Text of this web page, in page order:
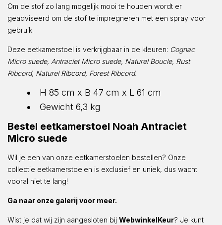
Om de stof zo lang mogelijk mooi te houden wordt er
geadviseerd om de stof te impregneren met een spray voor
gebruik.
Deze eetkamerstoel is verkrijgbaar in de kleuren: Cognac
Micro suede, Antraciet Micro suede, Naturel Boucle, Rust
Ribcord, Naturel Ribcord, Forest Ribcord.
H 85 cm x B 47 cm x L 61 cm
Gewicht 6,3 kg
Bestel eetkamerstoel Noah Antraciet
Micro suede
Wil je een van onze eetkamerstoelen bestellen? Onze
collectie eetkamerstoelen is exclusief en uniek, dus wacht
vooral niet te lang!
Ga naar onze galerij voor meer.
Wist je dat wij zijn aangesloten bij WebwinkelKeur? Je kunt